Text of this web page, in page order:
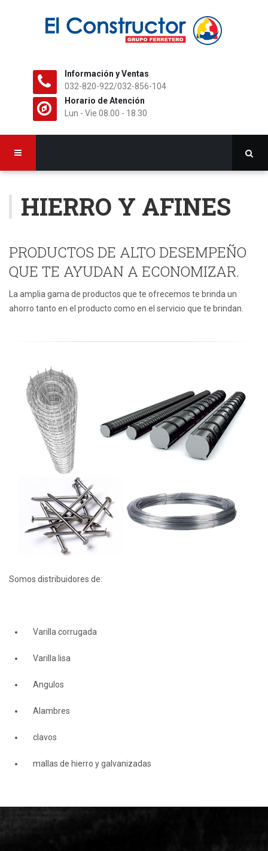
Información y Ventas
032-820-922/032-856-104
Horario de Atención
Lun - Vie 08.00 - 18.30
HIERRO Y AFINES
PRODUCTOS DE ALTO DESEMPEÑO
QUE TE AYUDAN A ECONOMIZAR.
La amplia gama de productos que te ofrecemos te brinda un
ahorro tanto en el producto como en el servicio que te brindan.
Somos distribuidores de:
Varilla corrugada
Varilla lisa
Angulos
Alambres
clavos
mallas de hierro y galvanizadas